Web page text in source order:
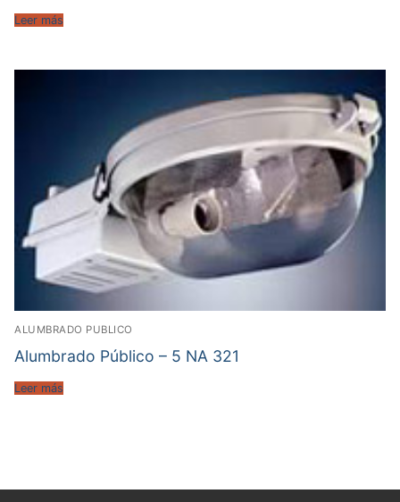
Leer más
ALUMBRADO PUBLICO
Alumbrado Público – 5 NA 321
Leer más